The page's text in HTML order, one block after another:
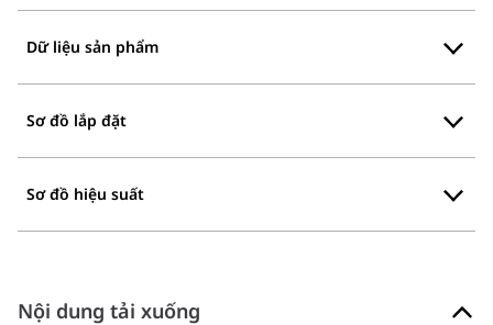
Dữ liệu sản phẩm
Sơ đồ lắp đặt
Sơ đồ hiệu suất
Nội dung tải xuống